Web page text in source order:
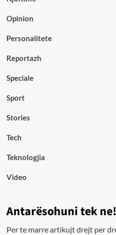
Opinion
Personalitete
Reportazh
Speciale
Sport
Stories
Tech
Teknologjia
Video
Antarësohuni tek ne!
Per te marre artikujt drejt per